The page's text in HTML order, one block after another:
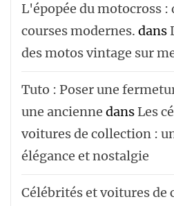
L'épopée du motocross :
courses modernes. dans
des motos vintage sur
Tuto : Poser une
une ancienne dans Les
voitures de collection :
élégance et nostalgie
Célébrités et voitures de